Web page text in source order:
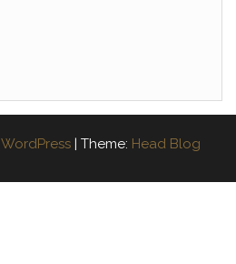
WordPress | Theme: Head Blog